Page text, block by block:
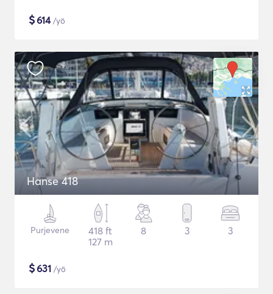
$614/yö
Hanse 418
Purjevene
418 ft
127 m
8 3 3
$631 /yö